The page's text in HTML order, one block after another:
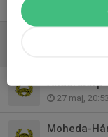
10 jun, 21:41
Hillerstorp-
27 maj, 20:53
Moheda-